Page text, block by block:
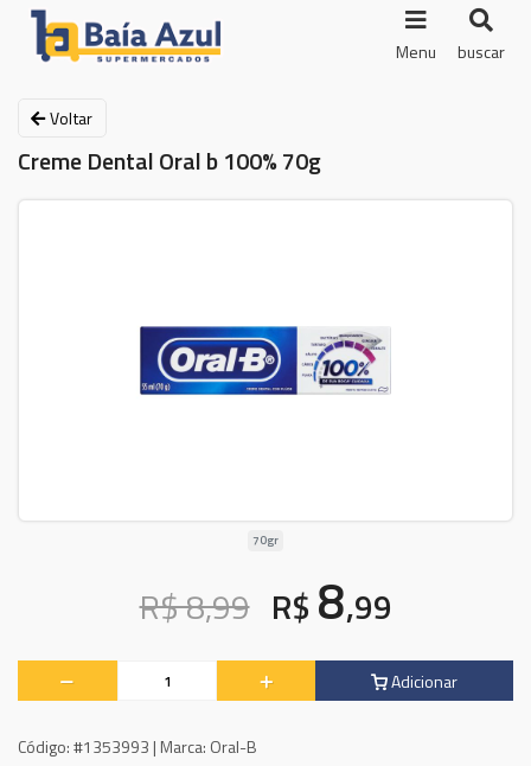
Menu buscar
Voltar
Creme Dental Oral b 100% 70g
70gr
R$ 8,99 R$ 8,99
Adicionar
Código:#1353993 | Marca: Oral-B